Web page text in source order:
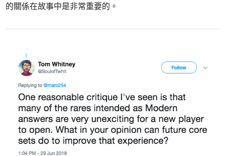
的關係在故事中是非常重要的。